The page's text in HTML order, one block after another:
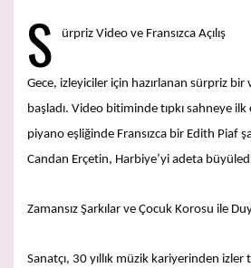
S ürpriz Video ve Fransızca Açılış
Gece, izleyiciler için hazırlanan sürpriz
başladı. Video bitiminde tıpkı sahneye ilk
piyano eşliğinde Fransızca bir Edith Piaf
Candan Erçetin, Harbiye’yi adeta
Zamansız Şarkılar ve Çocuk Korosu ile
Sanatçı, 30 yıllık müzik kariyerinden izler